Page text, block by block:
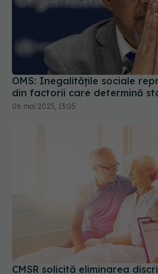
OMS: Inegalităţile sociale
din factorii care determină
06 mai 2025, 13:05
CMSR solicită eliminarea
tratarea pacienților aflați în